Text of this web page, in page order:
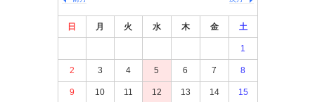
日 月 火 水 木 金 土
1
2 3 4 5 6 7 8
9 10 11 12 13 14 15